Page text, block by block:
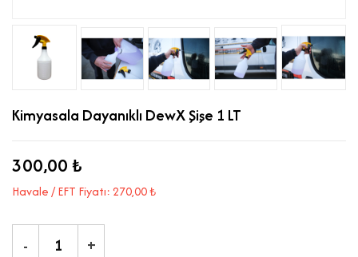
Kimyasala Dayanıklı DewX Şişe 1 LT
300,00 ₺
Havale / EFT Fiyatı: 270,00 ₺
- +